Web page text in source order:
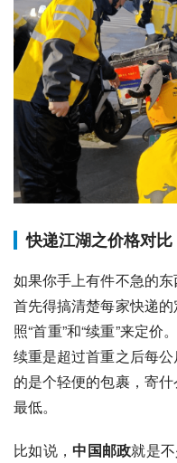
快递江湖之价格对比
如果你手上有件不急的
首先得搞清楚每家快递
照“首重”和“续重”来定
续重是超过首重之后每
的是个轻便的包裹，寄
最低。
比如说，中国邮政就是